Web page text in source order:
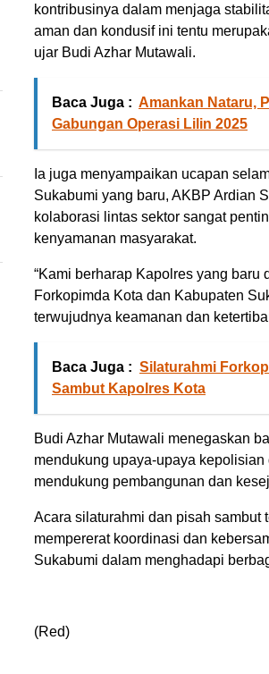
kontribusinya dalam menjaga
aman dan kondusif ini tentu
ujar Budi Azhar Mutawali.
Baca Juga : Amankan Nataru,
Gabungan Operasi Lilin 2025
Ia juga menyampaikan ucapan
Sukabumi yang baru, AKBP Ardian
kolaborasi lintas sektor sangat
kenyamanan masyarakat.
“Kami berharap Kapolres yang baru
Forkopimda Kota dan Kabupaten
terwujudnya keamanan dan
Baca Juga : Silaturahmi
Sambut Kapolres Kota
Budi Azhar Mutawali menegaskan
mendukung upaya-upaya
mendukung pembangunan dan
Acara silaturahmi dan pisah sambut
mempererat koordinasi dan
Sukabumi dalam menghadapi
(Red)